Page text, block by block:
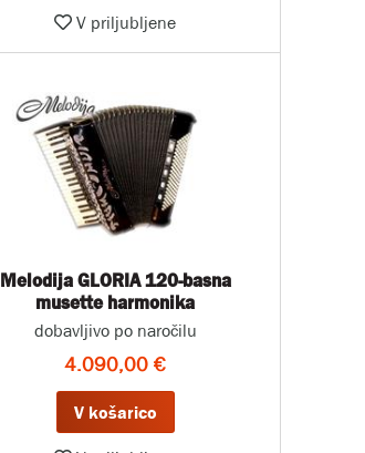
V priljubljene
Melodija GLORIA 120-basna
musette harmonika
dobavljivo po naročilu
4.090,00 €
V košarico